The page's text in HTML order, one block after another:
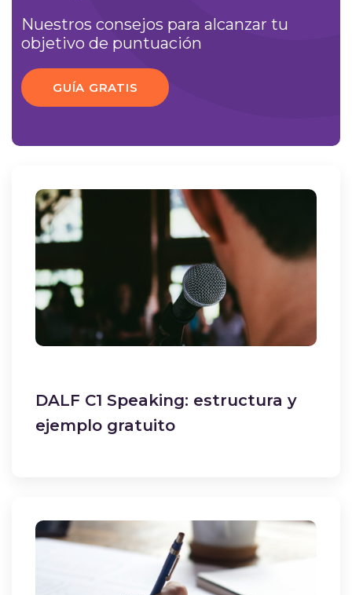
Nuestros consejos para alcanzar tu
objetivo de puntuación
GUÍA GRATIS
DALF C1 Speaking: estructura y
ejemplo gratuito